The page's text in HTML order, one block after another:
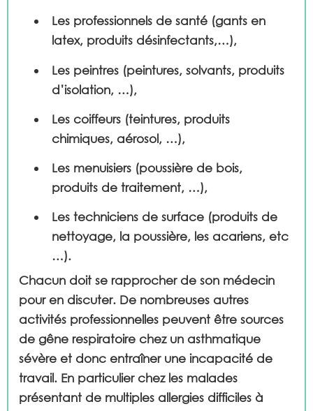
Les professionnels de santé (gants en
latex, produits désinfectants,…),
Les peintres (peintures, solvants, produits
d’isolation, …),
Les coiffeurs (teintures, produits
chimiques, aérosol, …),
Les menuisiers (poussière de bois,
produits de traitement, …),
Les techniciens de surface (produits de
nettoyage, la poussière, les acariens, etc
…).
Chacun doit se rapprocher de son médecin
pour en discuter. De nombreuses autres
activités professionnelles peuvent être sources
de gêne respiratoire chez un asthmatique
sévère et donc entraîner une incapacité de
travail. En particulier chez les malades
présentant de multiples allergies difficiles à